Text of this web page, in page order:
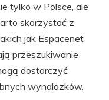
tylko w Polsce, ale
skorzystać z
jak Espacenet
przeszukiwanie
dostarczyć
wynalazków.